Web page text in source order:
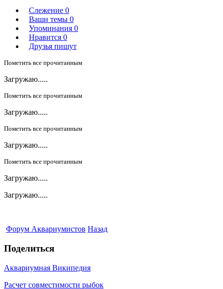
Слежение 0
Ваши темы 0
Упоминания 0
Нравится 0
Друзья пишут
Пометить все прочитанным
Загружаю.....
Пометить все прочитанным
Загружаю.....
Пометить все прочитанным
Загружаю.....
Пометить все прочитанным
Загружаю.....
Загружаю.....
Форум Аквариумистов Назад
Поделиться
Аквариумная Википедия
Расчет совместимости рыбок